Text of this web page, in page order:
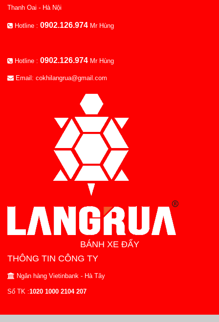
Thanh Oai - Hà Nội
Hotline : 0902.126.974 Mr Hùng
Hotline : 0902.126.974 Mr Hùng
Email: cokhilangrua@gmail.com
BÁNH XE ĐẨY
THÔNG TIN CÔNG TY
Ngân hàng Vietinbank - Hà Tây
Số TK :1020 1000 2104 207